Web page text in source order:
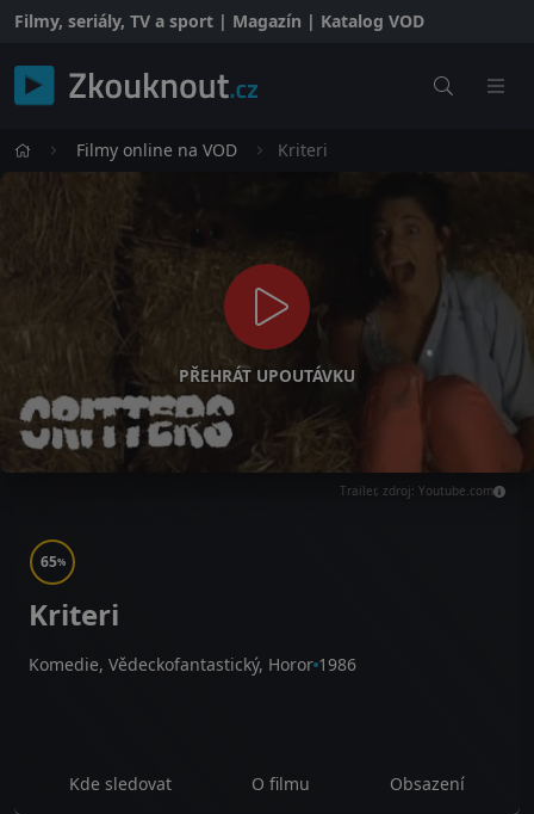
Filmy, seriály, TV a sport | Magazín | Katalog VOD
Filmy online na VOD Kriteri
PŘEHRÁT UPOUTÁVKU
Trailer, zdroj: Youtube.com
65%
Kriteri
Komedie, Vědeckofantastický, Horor 1986
Kde sledovat O filmu Obsazení